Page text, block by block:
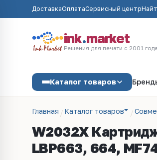
ДоставкаОплатаСервисный центр
ink.market
Решения для печати с 2001 года
Каталог товаров
Главная Каталог товаров
W2032X
LBP663, 664,